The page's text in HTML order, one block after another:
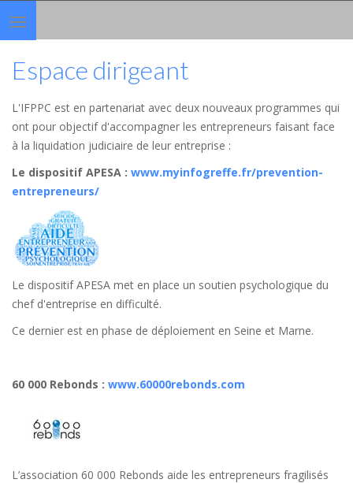
Toggle
navigation
Espace dirigeant
L'IFPPC est en partenariat avec deux nouveaux programmes qui
ont pour objectif d'accompagner les entrepreneurs faisant face
à la liquidation judiciaire de leur entreprise :
Le dispositif APESA : www.myinfogreffe.fr/prevention-
entrepreneurs/
Le dispositif APESA met en place un soutien psychologique du
chef d'entreprise en difficulté.
Ce dernier est en phase de déploiement en Seine et Marne.
60 000 Rebonds : www.60000rebonds.com
L’association 60 000 Rebonds aide les entrepreneurs fragilisés